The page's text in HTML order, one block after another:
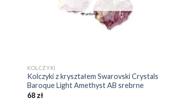
KOLCZYKI
Kolczyki z kryształem Swarovski Crystals
Baroque Light Amethyst AB srebrne
68 zł